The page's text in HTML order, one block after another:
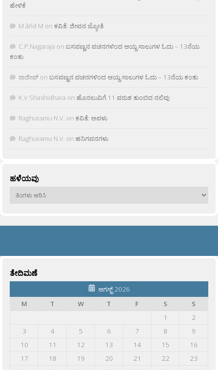
ಹೇಳಿಕೆ
M âñd M on ಕವಿತೆ: ಜೀವನ ಜ್ಯೋತಿ
C.P.Nagaraja on ಬಸವಣ್ಣನ ವಚನಗಳಿಂದ ಆಯ್ದ ಸಾಲುಗಳ ಓದು – 13ನೆಯ
ಕಂತು
ರಾಜೀವ್ on ಬಸವಣ್ಣನ ವಚನಗಳಿಂದ ಆಯ್ದ ಸಾಲುಗಳ ಓದು – 13ನೆಯ ಕಂತು
K.V Shashidhara on ಹೊನಲುವಿಗೆ 11 ವರುಶ ತುಂಬಿದ ನಲಿವು
Raghuramu N.V. on ಕವಿತೆ: ಅವಳು
Raghuramu N.V. on ಹನಿಗವನಗಳು
ಹಳೆಯವು
ಹಳೆಯವು
ತೇದಿಮಣೆ
ಆಗಸ್ಟ್ 2026
M
T W T F S
S
1
2
3
4 5 6 7 8
9
10
11 12 13 14 15
16
17
18 19 20 21 22
23